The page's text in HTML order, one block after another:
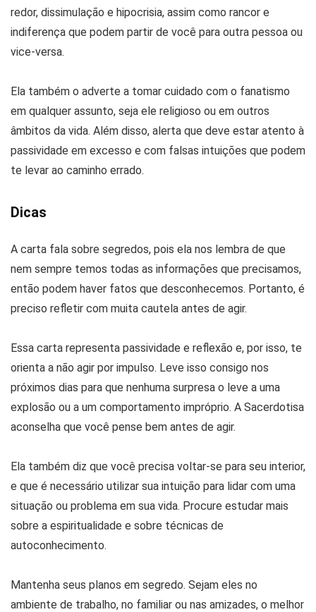
redor, dissimulação e hipocrisia, assim como rancor e
indiferença que podem partir de você para outra pessoa ou
vice-versa.
Ela também o adverte a tomar cuidado com o fanatismo
em qualquer assunto, seja ele religioso ou em outros
âmbitos da vida. Além disso, alerta que deve estar atento à
passividade em excesso e com falsas intuições que podem
te levar ao caminho errado.
Dicas
A carta fala sobre segredos, pois ela nos lembra de que
nem sempre temos todas as informações que precisamos,
então podem haver fatos que desconhecemos. Portanto, é
preciso refletir com muita cautela antes de agir.
Essa carta representa passividade e reflexão e, por isso, te
orienta a não agir por impulso. Leve isso consigo nos
próximos dias para que nenhuma surpresa o leve a uma
explosão ou a um comportamento impróprio. A Sacerdotisa
aconselha que você pense bem antes de agir.
Ela também diz que você precisa voltar-se para seu interior,
e que é necessário utilizar sua intuição para lidar com uma
situação ou problema em sua vida. Procure estudar mais
sobre a espiritualidade e sobre técnicas de
autoconhecimento.
Mantenha seus planos em segredo. Sejam eles no
ambiente de trabalho, no familiar ou nas amizades, o melhor